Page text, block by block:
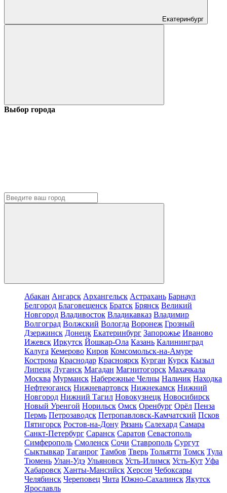
Екатеринбург
Выбор города
Абакан Ангарск Архангельск Астрахань Барнаул
Белгород Благовещенск Братск Брянск Великий
Новгород Владивосток Владикавказ Владимир
Волгоград Волжский Вологда Воронеж Грозный
Дзержинск Донецк Екатеринбург Запорожье Иваново
Ижевск Иркутск Йошкар-Ола Казань Калининград
Калуга Кемерово Киров Комсомольск-на-Амуре
Кострома Краснодар Красноярск Курган Курск Кызыл
Липецк Луганск Магадан Магнитогорск Махачкала
Москва Мурманск Набережные Челны Нальчик Находка
Нефтеюганск Нижневартовск Нижнекамск Нижний
Новгород Нижний Тагил Новокузнецк Новосибирск
Новый Уренгой Норильск Омск Оренбург Орёл Пенза
Пермь Петрозаводск Петропавловск-Камчатский Псков
Пятигорск Ростов-на-Дону Рязань Салехард Самара
Санкт-Петербург Саранск Саратов Севастополь
Симферополь Смоленск Сочи Ставрополь Сургут
Сыктывкар Таганрог Тамбов Тверь Тольятти Томск Тула
Тюмень Улан-Удэ Ульяновск Усть-Илимск Усть-Кут Уфа
Хабаровск Ханты-Мансийск Херсон Чебоксары
Челябинск Череповец Чита Южно-Сахалинск Якутск
Ярославль